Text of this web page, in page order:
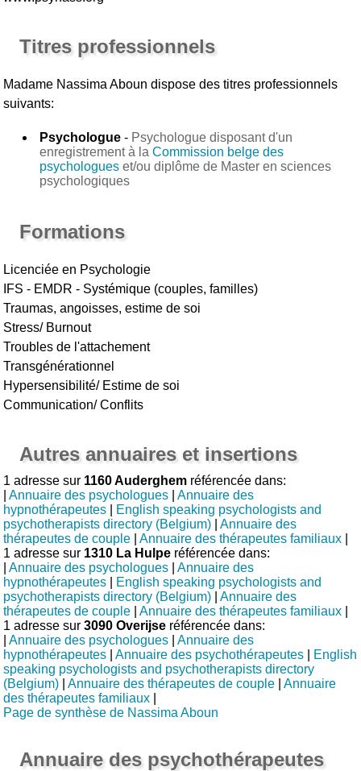
Titres professionnels
Madame Nassima Aboun dispose des titres professionnels
suivants:
Psychologue - Psychologue disposant d'un
enregistrement à laCommission belge des
psychologues et/ou diplôme de Master en sciences
psychologiques
Formations
Licenciée en Psychologie
IFS - EMDR - Systémique (couples, familles)
Traumas, angoisses, estime de soi
Stress/ Burnout
Troubles de l'attachement
Transgénérationnel
Hypersensibilité/ Estime de soi
Communication/ Conflits
Autres annuaires et insertions
1 adresse sur 1160 Auderghem référencée dans:
|Annuaire des psychologues |Annuaire des
hypnothérapeutes
English speaking psychologists and
psychotherapists directory (Belgium) |Annuaire des
thérapeutes de couple |Annuaire des thérapeutes familiaux
1 adresse sur 1310 La Hulpe référencée dans:
|Annuaire des psychologues |Annuaire des
hypnothérapeutes
English speaking psychologists and
psychotherapists directory (Belgium) |Annuaire des
thérapeutes de couple |Annuaire des thérapeutes familiaux
1 adresse sur3090 Overijse référencée dans:
|Annuaire des psychologues |Annuaire des
hypnothérapeutes |Annuaire des psychothérapeutes
English
speaking psychologists and psychotherapists directory
(Belgium) |Annuaire des thérapeutes de couple |Annuaire
des thérapeutes familiaux
Page de synthèse de Nassima Aboun
Annuaire des psychothérapeutes